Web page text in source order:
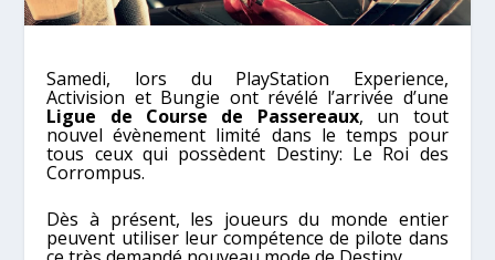
Samedi, lors du PlayStation Experience,
Activision et Bungie ont révélé l’arrivée d’une
Ligue de Course de Passereaux, un tout
nouvel évènement limité dans le temps pour
tous ceux qui possèdent Destiny: Le Roi des
Corrompus.
Dès à présent, les joueurs du monde entier
peuvent utiliser leur compétence de pilote dans